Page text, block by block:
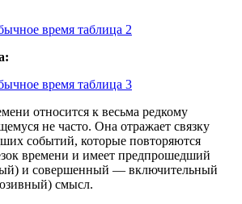
относится к весьма редкому
не часто. Она отражает связку
событий, которые повторяются
времени и имеет предпрошедший
и совершенный — включительный
смысл.